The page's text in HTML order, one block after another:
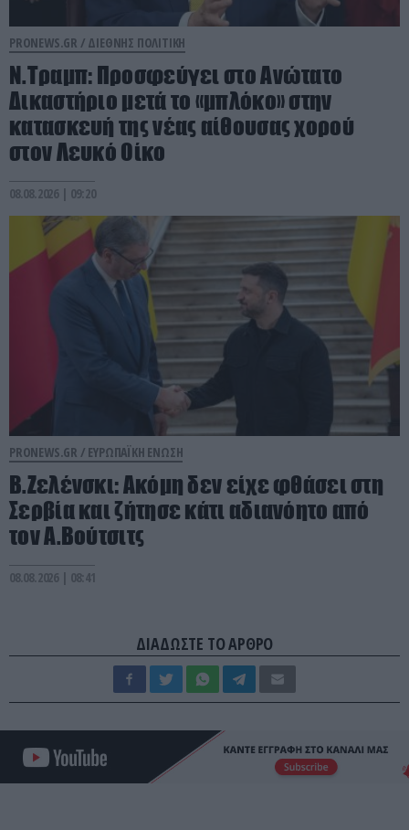
PRONEWS.GR / ΔΙΕΘΝΗΣ ΠΟΛΙΤΙΚΗ
Ν.Τραμπ: Προσφεύγει στο Ανώτατο
Δικαστήριο μετά το «μπλόκο» στην
κατασκευή της νέας αίθουσας χορού
στον Λευκό Οίκο
08.08.2026 | 09:20
PRONEWS.GR / ΕΥΡΩΠΑΪΚΗ ΕΝΩΣΗ
Β.Ζελένσκι: Ακόμη δεν είχε φθάσει στη
Σερβία και ζήτησε κάτι αδιανόητο από
τον Α.Βούτσιτς
08.08.2026 | 08:41
ΔΙΑΔΩΣΤΕ ΤΟ ΑΡΘΡΟ